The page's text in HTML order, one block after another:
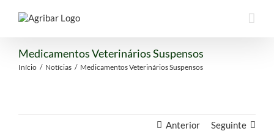
Medicamentos Veterinários Suspensos
Início / Notícias / Medicamentos Veterinários Suspensos
Anterior Seguinte